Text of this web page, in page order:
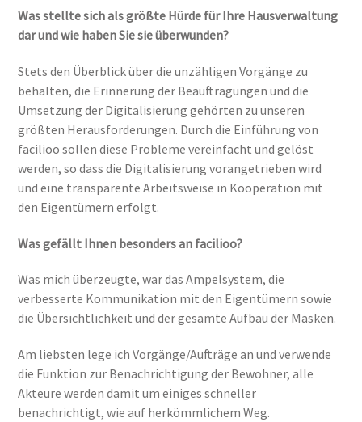
Was stellte sich als größte Hürde für Ihre Hausverwaltung
dar und wie haben Sie sie überwunden?
Stets den Überblick über die unzähligen Vorgänge zu
behalten, die Erinnerung der Beauftragungen und die
Umsetzung der Digitalisierung gehörten zu unseren
größten Herausforderungen. Durch die Einführung von
facilioo sollen diese Probleme vereinfacht und gelöst
werden, so dass die Digitalisierung vorangetrieben wird
und eine transparente Arbeitsweise in Kooperation mit
den Eigentümern erfolgt.
Was gefällt Ihnen besonders an facilioo?
Was mich überzeugte, war das Ampelsystem, die
verbesserte Kommunikation mit den Eigentümern sowie
die Übersichtlichkeit und der gesamte Aufbau der Masken.
Am liebsten lege ich Vorgänge/Aufträge an und verwende
die Funktion zur Benachrichtigung der Bewohner, alle
Akteure werden damit um einiges schneller
benachrichtigt, wie auf herkömmlichem Weg.